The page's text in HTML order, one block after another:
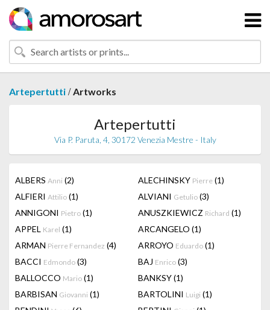
Artepertutti /Artworks
Artepertutti
Via P. Paruta, 4, 30172 Venezia Mestre - Italy
ALBERS Anni (2) ALECHINSKY Pierre (1)
ALFIERI Attilio (1) ALVIANI Getulio (3)
ANNIGONI Pietro (1) ANUSZKIEWICZ Richard (1)
APPEL Karel (1) ARCANGELO (1)
ARMAN Pierre Fernandez (4) ARROYO Eduardo (1)
BACCI Edmondo (3) BAJ Enrico (3)
BALLOCCO Mario (1) BANKSY(1)
BARBISAN Giovanni (1) BARTOLINI Luigi (1)